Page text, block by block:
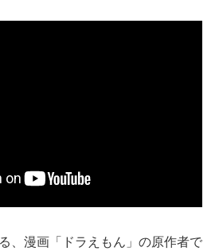
、漫画「ドラえもん」の原作者で